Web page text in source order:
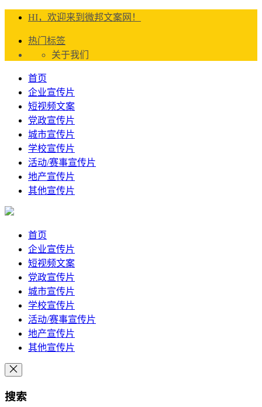
HI，欢迎来到微邦文案网！
热门标签
关于我们
首页
企业宣传片
短视频文案
党政宣传片
城市宣传片
学校宣传片
活动/赛事宣传片
地产宣传片
其他宣传片
首页
企业宣传片
短视频文案
党政宣传片
城市宣传片
学校宣传片
活动/赛事宣传片
地产宣传片
其他宣传片
搜索